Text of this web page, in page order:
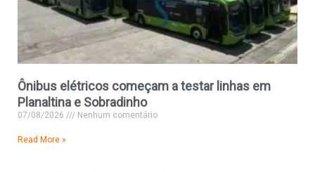
Ônibus elétricos começam a testar linhas em
Planaltina e Sobradinho
07/08/2026 Nenhum comentário
Read More »